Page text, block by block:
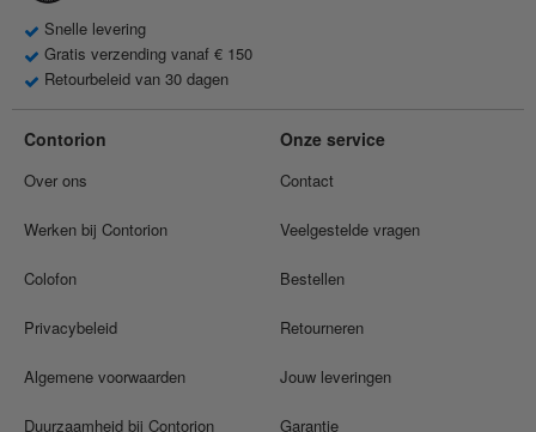
Snelle levering
Gratis verzending vanaf € 150
Retourbeleid van 30 dagen
Contorion
Over ons
Werken bij Contorion
Colofon
Privacybeleid
Algemene voorwaarden
Duurzaamheid bij Contorion
Onze service
Contact
Veelgestelde vragen
Bestellen
Retourneren
Jouw leveringen
Garantie